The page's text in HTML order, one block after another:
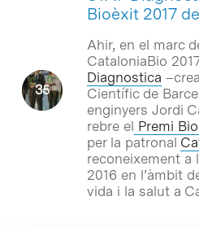
Bioèxit 2017
Ahir, en el marc
CataloniaBio
Diagnostica
Científic de
enginyers Jordi
rebre el Premi
per la patronal
reconeixement a
2016 en l’àmbit
vida i la salut a